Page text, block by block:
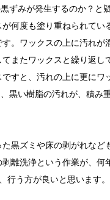
ずみが発生するのか？と
何度も塗り重ねられてい
す。ワックスの上に汚れが
またワックスと繰り返し
すと、汚れの上に更にワ
黒い樹脂の汚れが、積み
黒ズミや床の剥がれなど
離洗浄という作業が、何
行う方が良いと思います。